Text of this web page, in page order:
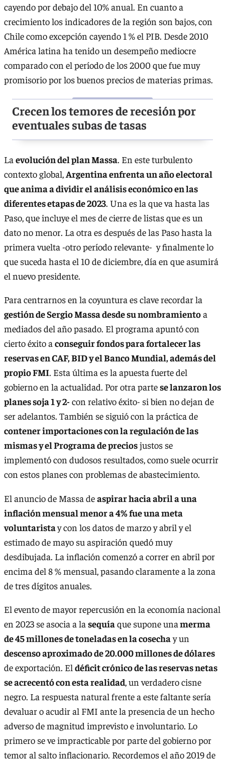
cayendo por debajo del 10% anual. En cuanto a
crecimiento los indicadores de la región son bajos, con
Chile como excepción cayendo 1 % el PIB. Desde 2010
América latina ha tenido un desempeño mediocre
comparado con el período de los 2000 que fue muy
promisorio por los buenos precios de materias primas.
Crecen los temores de recesión por
eventuales subas de tasas
La evolución del plan Massa. En este turbulento
contexto global,Argentina enfrenta un año electoral
que anima a dividir el análisis económico en las
diferentes etapas de 2023. Una es la que va hasta las
Paso, que incluye el mes de cierre de listas que es un
dato no menor. La otra es después de las Paso hasta la
primera vuelta -otro período relevante- y finalmente lo
que suceda hasta el 10 de diciembre, día en que asumirá
el nuevo presidente.
Para centrarnos en la coyuntura es clave recordar la
gestión de Sergio Massa desde su nombramientoa
mediados del año pasado. El programa apuntó con
cierto éxito a conseguir fondos para fortalecer las
reservas en CAF, BID y el Banco Mundial, además del
propio FMI. Esta última es la apuesta fuerte del
gobierno en la actualidad. Por otra partese lanzaron los
planes soja 1 y 2- con relativo éxito- si bien no dejan de
ser adelantos. También se siguió con la práctica de
contener importaciones con la regulación de las
mismas y el Programa de preciosjustos se
implementó con dudosos resultados, como suele ocurrir
con estos planes con problemas de abastecimiento.
El anuncio de Massa deaspirar hacia abril a una
inflación mensual menor a 4% fue una meta
voluntaristay con los datos de marzo y abril y el
estimado de mayo su aspiración quedó muy
desdibujada. La inflación comenzó a correr en abril por
encima del 8 % mensual, pasando claramente a la zona
de tres dígitos anuales.
El evento de mayor repercusión en la economía nacional
en 2023 se asocia a la sequíaque supone unamerma
de 45 millones de toneladas en la cosechay un
descenso aproximado de 20.000 millones de dólares
de exportación. El déficit crónico de las reservas netas
se acrecentó con esta realidad, un verdadero cisne
negro. La respuesta natural frente a este faltante sería
devaluar o acudir al FMI ante la presencia de un hecho
adverso de magnitud imprevisto e involuntario. Lo
primero se ve impracticable por parte del gobierno por
temor al salto inflacionario. Recordemos el año 2019 de